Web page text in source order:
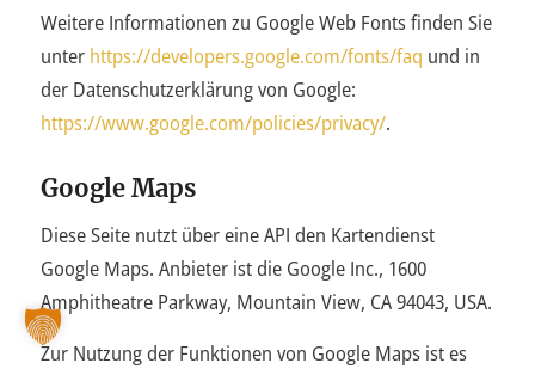
Weitere Informationen zu Google Web Fonts finden Sie
unter https://developers.google.com/fonts/faq und in
der Datenschutzerklärung von Google:
https://www.google.com/policies/privacy/.
Google Maps
Diese Seite nutzt über eine API den Kartendienst
Google Maps. Anbieter ist die Google Inc., 1600
Amphitheatre Parkway, Mountain View, CA 94043, USA.
Zur Nutzung der Funktionen von Google Maps ist es